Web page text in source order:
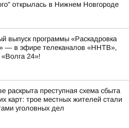
открылась в Нижнем Новгороде
выпуск программы «Раскадровка
— в эфире телеканалов «ННТВ»,
24»!
раскрыта преступная схема сбыта
карт: трое местных жителей стали
уголовных дел